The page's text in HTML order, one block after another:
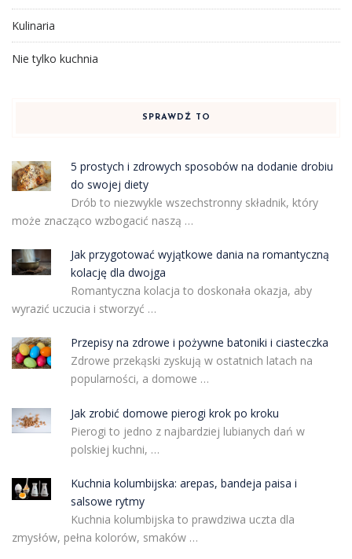
Kulinaria
Nie tylko kuchnia
SPRAWDŹ TO
5 prostych i zdrowych sposobów na dodanie drobiu
do swojej diety
Drób to niezwykle wszechstronny składnik, który
może znacząco wzbogacić naszą …
Jak przygotować wyjątkowe dania na romantyczną
kolację dla dwojga
Romantyczna kolacja to doskonała okazja, aby
wyrazić uczucia i stworzyć …
Przepisy na zdrowe i pożywne batoniki i ciasteczka
Zdrowe przekąski zyskują w ostatnich latach na
popularności, a domowe …
Jak zrobić domowe pierogi krok po kroku
Pierogi to jedno z najbardziej lubianych dań w
polskiej kuchni, …
Kuchnia kolumbijska: arepas, bandeja paisa i
salsowe rytmy
Kuchnia kolumbijska to prawdziwa uczta dla
zmysłów, pełna kolorów, smaków …